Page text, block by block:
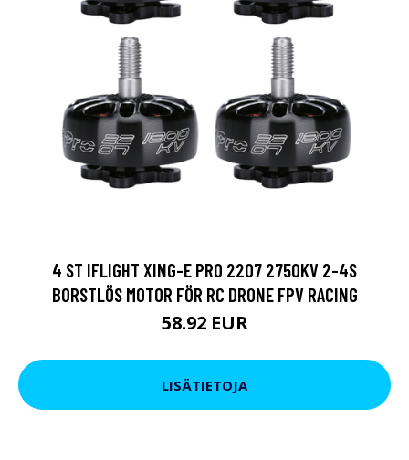
4 ST IFLIGHT XING-E PRO 2207 2750KV 2-4S
BORSTLÖS MOTOR FÖR RC DRONE FPV RACING
58.92 EUR
LISÄTIETOJA